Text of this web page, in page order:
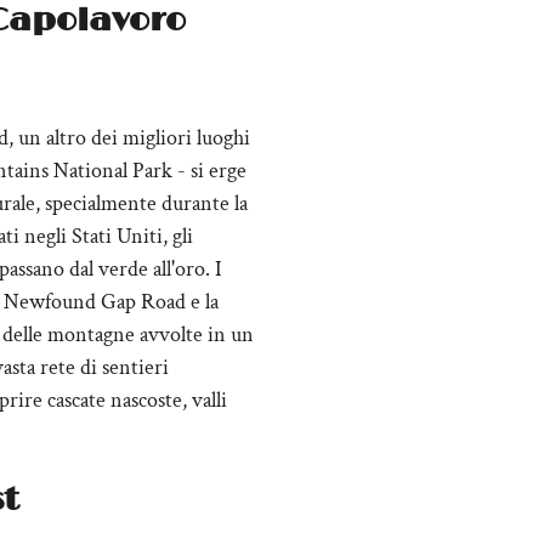
un altro dei migliori luoghi
National Park - si erge
specialmente durante la
negli Stati Uniti, gli
dal verde all'oro. I
Gap Road e la
montagne avvolte in un
rete di sentieri
cascate nascoste, valli